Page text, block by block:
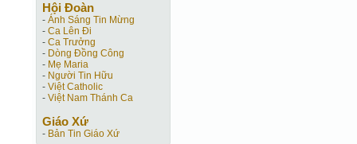
Hội Ðoàn
- Ánh Sáng Tin Mừng
- Ca Lên Đi
- Ca Trưởng
- Dòng Đồng Công
- Mẹ Maria
- Người Tin Hữu
- Việt Catholic
- Việt Nam Thánh Ca
Giáo Xứ
- Bản Tin Giáo Xứ